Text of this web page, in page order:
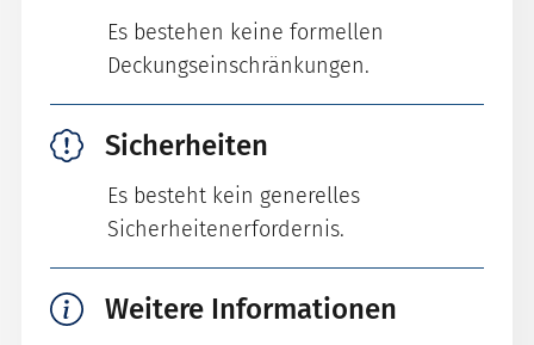
Es bestehen keine formellen
Deckungseinschränkungen.
Sicherheiten
Es besteht kein generelles
Sicherheitenerfordernis.
Weitere Informationen